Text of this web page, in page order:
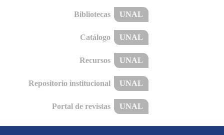
Bibliotecas UNAL
Catálogo UNAL
Recursos UNAL
Repositorio institucional UNAL
Portal de revistas UNAL